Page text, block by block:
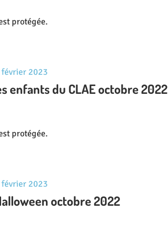
protégée.
février 2023
enfants du CLAE octobre 2022
protégée.
février 2023
octobre 2022